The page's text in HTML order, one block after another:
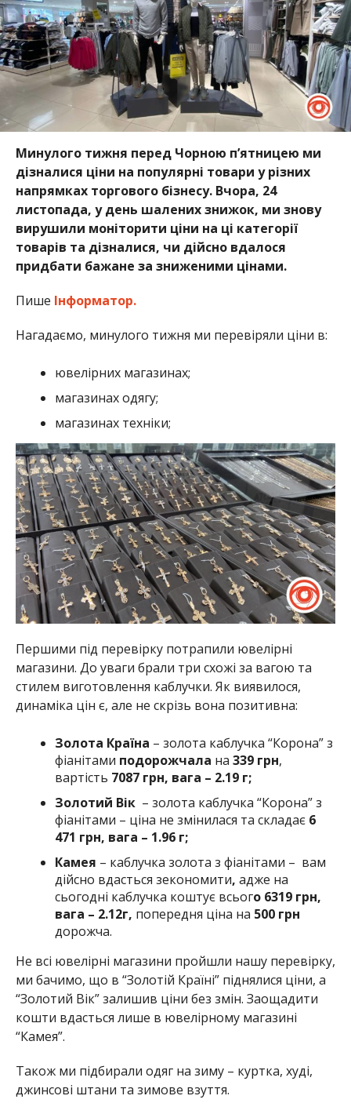
Минулого тижня перед Чорною п’ятницею ми
дізналися ціни на популярні товари у різних
напрямках торгового бізнесу. Вчора, 24
листопада, у день шалених знижок, ми знову
вирушили моніторити ціни на ці категорії
товарів та дізналися, чи дійсно вдалося
придбати бажане за зниженими цінами.
Пише Інформатор.
Нагадаємо, минулого тижня ми перевіряли ціни в:
ювелірних магазинах;
магазинах одягу;
магазинах техніки;
Першими під перевірку потрапили ювелірні
магазини. До уваги брали три схожі за вагою та
стилем виготовлення каблучки. Як виявилося,
динаміка цін є, але не скрізь вона позитивна:
Золота Країна – золота каблучка “Корона” з
фіанітами подорожчала на 339 грн,
вартість 7087 грн, вага – 2.19 г;
Золотий Вік– золота каблучка “Корона” з
фіанітами – ціна не змінилася та складає 6
471 грн, вага – 1.96 г;
Камея – каблучка золота з фіанітами – вам
дійсно вдасться зекономити, адже на
сьогодні каблучка коштує всього 6319 грн,
вага – 2.12г, попередня ціна на 500 грн
дорожча.
Не всі ювелірні магазини пройшли нашу перевірку,
ми бачимо, що в “Золотій Країні” піднялися ціни, а
“Золотий Вік” залишив ціни без змін. Заощадити
кошти вдасться лише в ювелірному магазині
“Камея”.
Також ми підбирали одяг на зиму – куртка, худі,
джинсові штани та зимове взуття.